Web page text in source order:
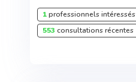
1professionnels intéressés
553 consultations récentes